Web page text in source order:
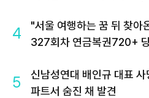
4
"서울 여행하는 꿈 뒤 찾아
327회차 연금복권720+
5
신남성연대 배인규 대표
파트서 숨진 채 발견